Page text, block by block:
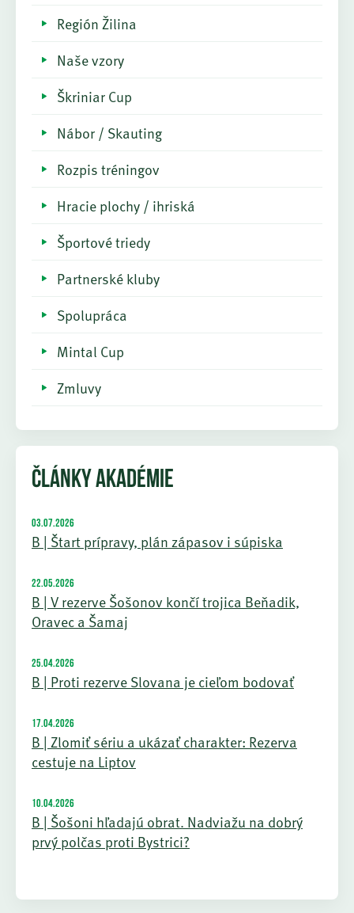
Región Žilina
Naše vzory
Škriniar Cup
Nábor / Skauting
Rozpis tréningov
Hracie plochy / ihriská
Športové triedy
Partnerské kluby
Spolupráca
Mintal Cup
Zmluvy
ČLÁNKY AKADÉMIE
03.07.2026
B | Štart prípravy, plán zápasov i súpiska
22.05.2026
B | V rezerve Šošonov končí trojica Beňadik,
Oravec a Šamaj
25.04.2026
B | Proti rezerve Slovana je cieľom bodovať
17.04.2026
B | Zlomiť sériu a ukázať charakter: Rezerva
cestuje na Liptov
10.04.2026
B | Šošoni hľadajú obrat. Nadviažu na dobrý
prvý polčas proti Bystrici?